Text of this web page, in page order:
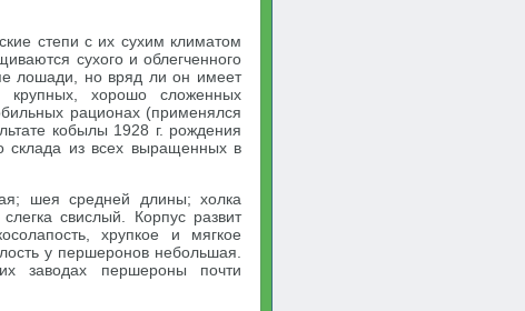
степи с их сухим климатом
сухого и облегченного
лошади, но вряд ли он имеет
крупных, хорошо сложенных
рационах (применялся
кобылы 1928 г. рождения
склада из всех выращенных в
шея средней длины; холка
свислый. Корпус развит
хрупкое и мягкое
у першеронов небольшая.
заводах першероны почти